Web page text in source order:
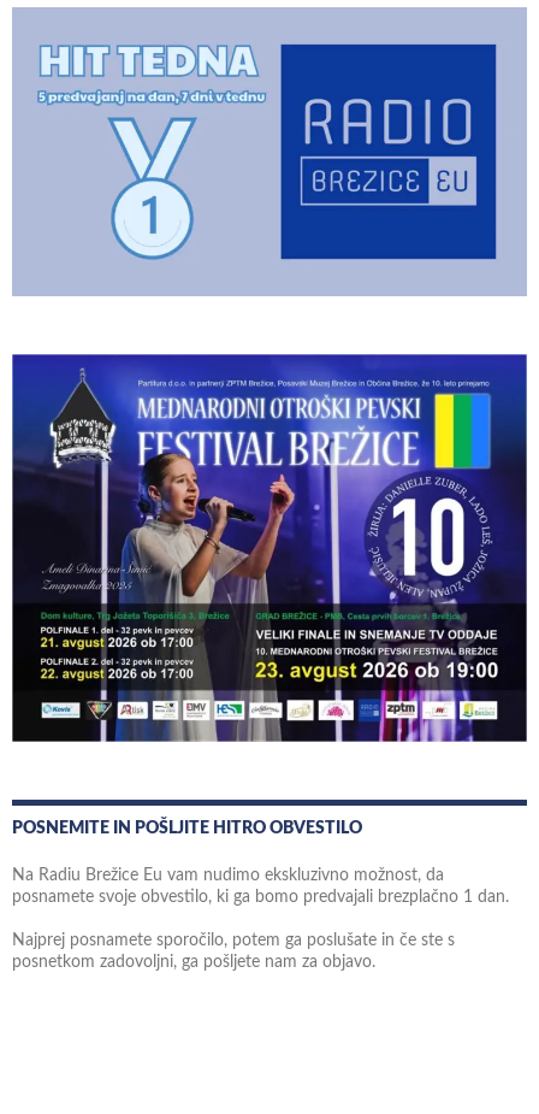
POSNEMITE IN POŠLJITE HITRO OBVESTILO
Na Radiu Brežice Eu vam nudimo ekskluzivno možnost, da
posnamete svoje obvestilo, ki ga bomo predvajali brezplačno 1 dan.
Najprej posnamete sporočilo, potem ga poslušate in če ste s
posnetkom zadovoljni, ga pošljete nam za objavo.